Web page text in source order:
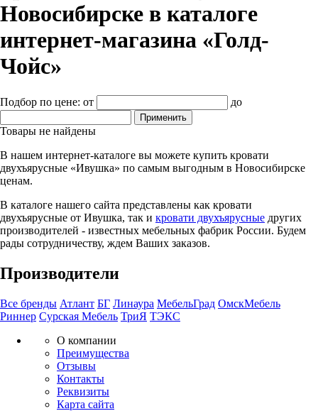
Новосибирске в каталоге
интернет-магазина «Голд-
Чойс»
Подбор по цене: от до
Товары не найдены
В нашем интернет-каталоге вы можете купить кровати
двухъярусные «Ивушка» по самым выгодным в Новосибирске
ценам.
В каталоге нашего сайта представлены как кровати
двухъярусные от Ивушка, так и кровати двухъярусные других
производителей - известных мебельных фабрик России. Будем
рады сотрудничеству, ждем Ваших заказов.
Производители
Все бренды Атлант БГ Линаура МебельГрад ОмскМебель
Риннер Сурская Мебель ТриЯ ТЭКС
О компании
Преимущества
Отзывы
Контакты
Реквизиты
Карта сайта